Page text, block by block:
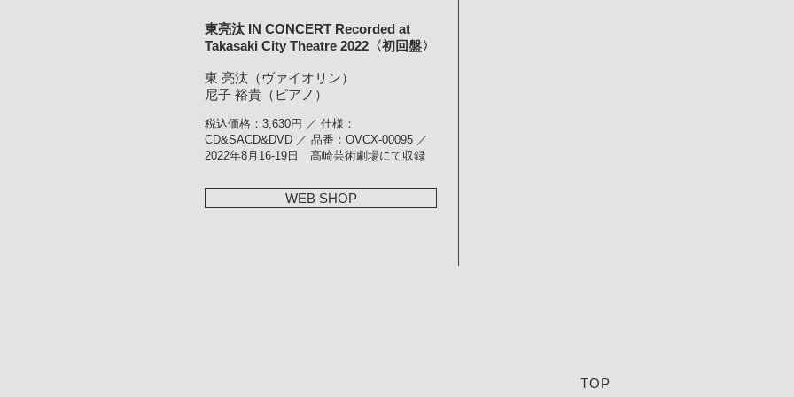
東亮汰 IN CONCERT Recorded at
Takasaki City Theatre 2022〈初回盤〉
東 亮汰（ヴァイオリン）
尼子 裕貴（ピアノ）
税込価格：3,630円 ／ 仕様：
CD&SACD&DVD ／ 品番：OVCX-00095 ／
2022年8月16-19日 高崎芸術劇場にて収録
WEB SHOP
TOP